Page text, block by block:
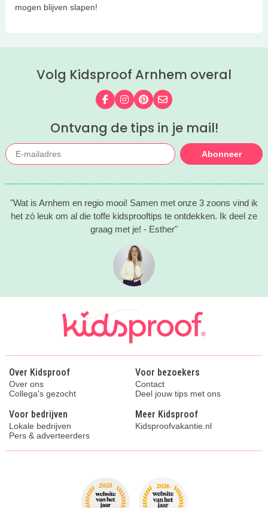
mogen blijven slapen!
Volg Kidsproof Arnhem overal
Volg ons op Facebook
Volg ons op Instagram
Volg ons op Pinterest
Mail ons
Ontvang de tips in je mail!
Abonneer
"Wat is Arnhem en regio mooi! Samen met onze 3 zoons vind ik
het zó leuk om al die toffe kidsprooftips te ontdekken. Ik deel ze
graag met je! - Esther"
Over Kidsproof
Over ons
Collega's gezocht
Voor bezoekers
Contact
Deel jouw tips met ons
Voor bedrijven
Lokale bedrijven
Pers & adverteerders
Meer Kidsproof
Kidsproofvakantie.nl